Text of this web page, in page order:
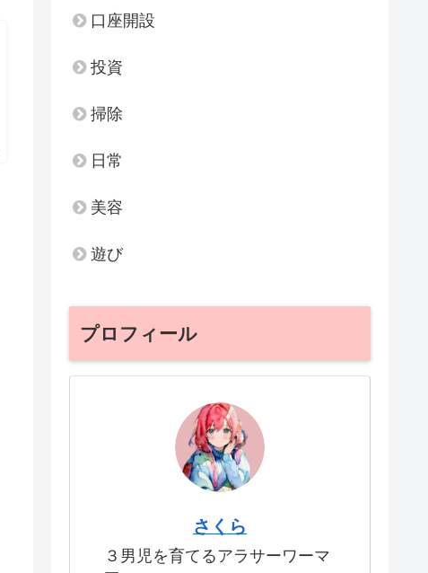
口座開設
投資
掃除
日常
美容
遊び
プロフィール
さくら
３男児を育てるアラサーワーマ